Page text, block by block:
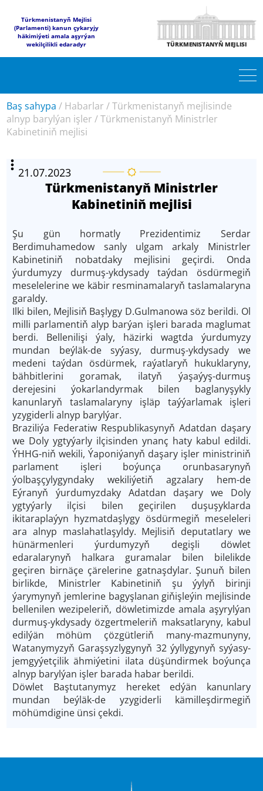
Türkmenistanyň Mejlisi
(Parlamenti) kanun çykaryjy
häkimiýeti amala aşyrýan
wekilçilikli edaradyr
TÜRKMENISTANYŇ MEJLISI
Baş sahypa / Habarlar /Türkmenistanyň mejlisinde
alnyp barylýan işler /Türkmenistanyň Ministrler
Kabinetiniň mejlisi
21.07.2023
Türkmenistanyň Ministrler
Kabinetiniň mejlisi
Şu gün hormatly Prezidentimiz Serdar
Berdimuhamedow sanly ulgam arkaly Ministrler
Kabinetiniň nobatdaky mejlisini geçirdi. Onda
ýurdumyzy durmuş-ykdysady taýdan ösdürmegiň
meselelerine we käbir resminamalaryň taslamalaryna
garaldy.
Ilki bilen, Mejlisiň Başlygy D.Gulmanowa söz berildi. Ol
milli parlamentiň alyp barýan işleri barada maglumat
berdi. Bellenilişi ýaly, häzirki wagtda ýurdumyzy
mundan beýläk-de syýasy, durmuş-ykdysady we
medeni taýdan ösdürmek, raýatlaryň hukuklaryny,
bähbitlerini goramak, ilatyň ýaşaýyş-durmuş
derejesini ýokarlandyrmak bilen baglanyşykly
kanunlaryň taslamalaryny işläp taýýarlamak işleri
yzygiderli alnyp barylýar.
Braziliýa Federatiw Respublikasynyň Adatdan daşary
we Doly ygtyýarly ilçisinden ynanç haty kabul edildi.
ÝHHG-niň wekili, Ýaponiýanyň daşary işler ministriniň
parlament işleri boýunça orunbasarynyň
ýolbaşçylygyndaky wekiliýetiň agzalary hem-de
Eýranyň ýurdumyzdaky Adatdan daşary we Doly
ygtyýarly ilçisi bilen geçirilen duşuşyklarda
ikitaraplaýyn hyzmatdaşlygy ösdürmegiň meseleleri
ara alnyp maslahatlaşyldy. Mejlisiň deputatlary we
hünärmenleri ýurdumyzyň degişli döwlet
edaralarynyň halkara guramalar bilen bilelikde
geçiren birnäçe çärelerine gatnaşdylar. Şunuň bilen
birlikde, Ministrler Kabinetiniň şu ýylyň birinji
ýarymynyň jemlerine bagyşlanan giňişleýin mejlisinde
bellenilen wezipeleriň, döwletimizde amala aşyrylýan
durmuş-ykdysady özgertmeleriň maksatlaryny, kabul
edilýän möhüm çözgütleriň many-mazmunyny,
Watanymyzyň Garaşsyzlygynyň 32 ýyllygynyň syýasy-
jemgyýetçilik ähmiýetini ilata düşündirmek boýunça
alnyp barylýan işler barada habar berildi.
Döwlet Baştutanymyz hereket edýän kanunlary
mundan beýläk-de yzygiderli kämilleşdirmegiň
möhümdigine ünsi çekdi.